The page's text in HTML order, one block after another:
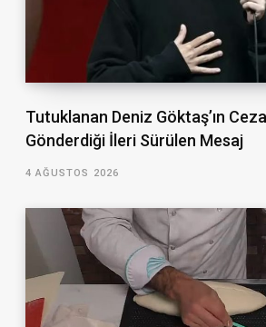
Tutuklanan Deniz Göktaş’ın
Gönderdiği İleri Sürülen Mesaj
4 AĞUSTOS 2026